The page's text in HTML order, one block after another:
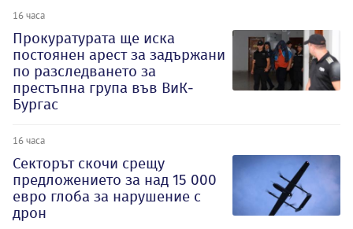
16 часа
Прокуратурата ще иска
постоянен арест за задържани
по разследването за
престъпна група във ВиК-
Бургас
16 часа
Секторът скочи срещу
предложението за над 15 000
евро глоба за нарушение с
дрон